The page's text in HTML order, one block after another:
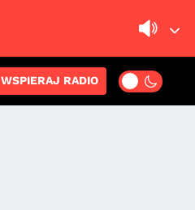
WSPIERAJ RADIO